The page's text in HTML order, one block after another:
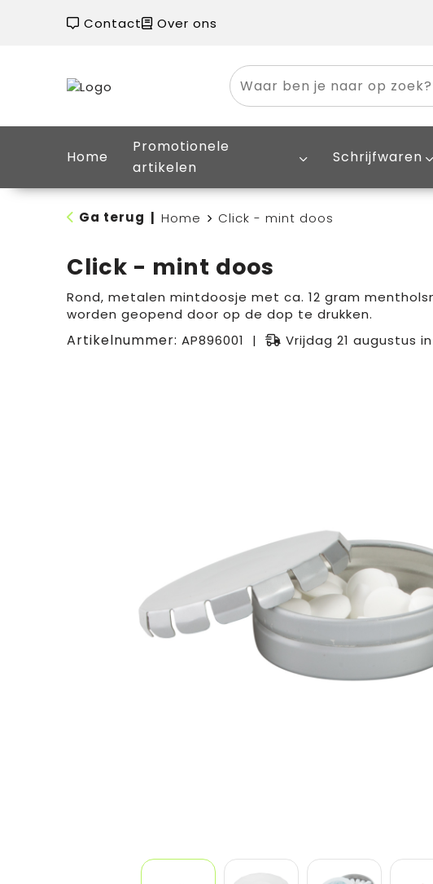
Contact Over ons
Home
Promotionele
artikelen
Schrijfwaren
Ga terug Home Click - mint doos
Click - mint doos
Rond, metalen mintdoosje met ca. 12 gram
worden geopend door op de dop te drukken.
Artikelnummer: AP896001 Vrijdag 21 augustus